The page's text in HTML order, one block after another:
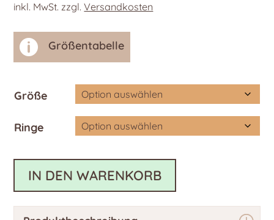
inkl. MwSt. zzgl.Versandkosten
 Größentabelle
Größe
Ringe
IN DEN WARENKORB